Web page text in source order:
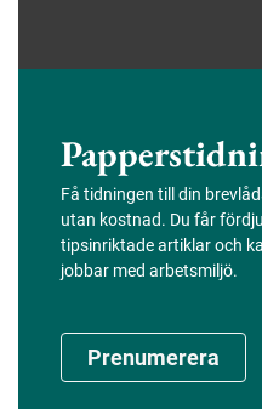
Få tidningen till din
utan kostnad. Du får
tipsinriktade artiklar och
jobbar med arbetsmiljö.
Prenumerera